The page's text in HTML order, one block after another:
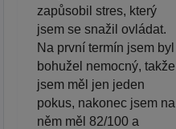
zapůsobil stres, který
jsem se snažil ovládat.
Na první termín jsem byl
bohužel nemocný, takže
jsem měl jen jeden
pokus, nakonec jsem na
něm měl 82/100 a